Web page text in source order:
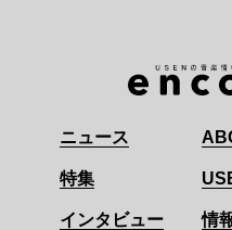
ニュース
特集
インタビュー 情